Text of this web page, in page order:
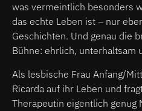
was vermeintlich besonders
das echte Leben ist – nur
Geschichten. Und genau die
Bühne: ehrlich, unterhaltsam
Als lesbische Frau Anfang/
Ricarda auf ihr Leben und
Therapeutin eigentlich genug